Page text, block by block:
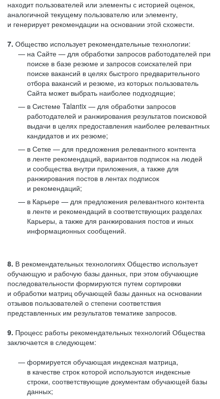
находит пользователей или элементы с историей оценок,
аналогичной текущему пользователю или элементу,
и генерирует рекомендации на основании этой схожести.
7. Общество использует рекомендательные технологии:
на Сайте — для обработки запросов работодателей при
поиске в базе резюме и запросов соискателей при
поиске вакансий в целях быстрого предварительного
отбора вакансий и резюме, из которых пользователь
Сайта может выбрать наиболее подходящие;
в Системе Talantix — для обработки запросов
работодателей и ранжирования результатов поисковой
выдачи в целях предоставления наиболее релевантных
кандидатов и их резюме;
в Сетке — для предложения релевантного контента
в ленте рекомендаций, вариантов подписок на людей
и сообщества внутри приложения, а также для
ранжирования постов в лентах подписок
и рекомендаций;
в Карьере — для предложения релевантного контента
в ленте и рекомендаций в соответствующих разделах
Карьеры, а также для ранжирования постов и иных
информационных сообщений.
8. В рекомендательных технологиях Общество использует
обучающую и рабочую базы данных, при этом обучающие
последовательности формируются путем сортировки
и обработки матриц обучающей базы данных на основании
отзывов пользователей о степени соответствия
представленных им результатов тематике запросов.
9. Процесс работы рекомендательных технологий Общества
заключается в следующем:
формируется обучающая индексная матрица,
в качестве строк которой используются индексные
строки, соответствующие документам обучающей базы
данных;